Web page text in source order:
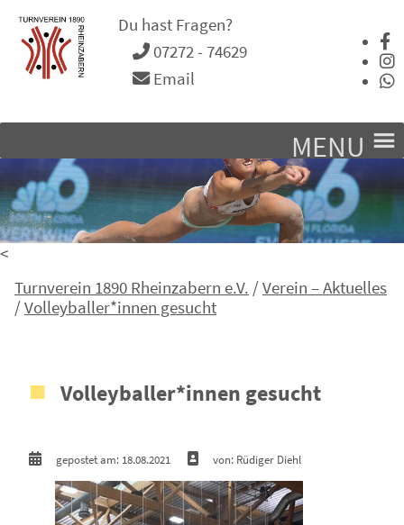
Du hast Fragen?
07272 - 74629
Email
MENU
<
Turnverein 1890 Rheinzabern e.V. /Verein – Aktuelles
/Volleyballer*innen gesucht
Volleyballer*innen gesucht
gepostet am: 18.08.2021 von: Rüdiger Diehl